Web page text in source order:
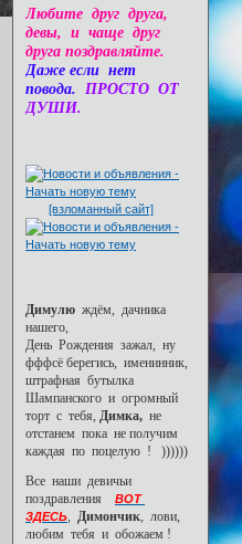
Любите друг друга,
девы, и чаще друг
друга поздравляйте.
Даже если нет
повода.ПРОСТО ОТ
ДУШИ.
[взломанный сайт]
Димулю ждём, дачника
нашего,
День Рождения зажал, ну
фффсё берегись, именинник,
штрафная бутылка
Шампанского и огромный
торт с тебя,Димка, не
отстанем пока не получим
каждая по поцелую ! ))))))
Все наши девичьи
поздравления
ВОТ
ЗДЕСЬ
Димончик, лови,
любим тебя и обожаем !